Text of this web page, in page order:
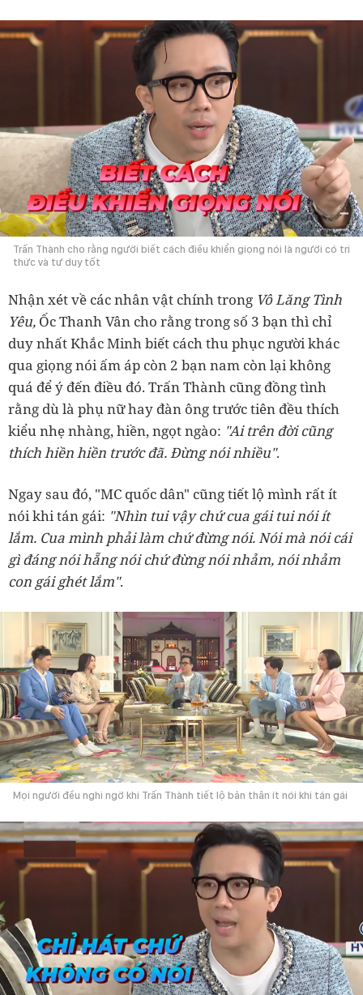
Trấn Thành cho rằng người biết cách điều khiển giọng nói là người có tri
thức và tư duy tốt
Nhận xét về các nhân vật chính trong Vô Lăng Tình
Yêu, Ốc Thanh Vân cho rằng trong số 3 bạn thì chỉ
duy nhất Khắc Minh biết cách thu phục người khác
qua giọng nói ấm áp còn 2 bạn nam còn lại không
quá để ý đến điều đó. Trấn Thành cũng đồng tình
rằng dù là phụ nữ hay đàn ôngtrước tiên đều thích
kiểu nhẹ nhàng, hiền, ngọt ngào: "Ai trên đời cũng
thích hiền hiền trước đã. Đừng nói nhiều".
Ngay sau đó, "MC quốc dân" cũng tiết lộ mình rất ít
nói khi tán gái: "Nhìn tui vậy chứ cua gái tui nói ít
lắm. Cua mình phải làm chứ đừng nói. Nói mà nói cái
gì đáng nói hẵng nói chứ đừng nói nhảm, nói nhảm
con gái ghét lắm".
Mọi người đều nghi ngờ khi Trấn Thành tiết lộ bản thân ít nói khi tán gái